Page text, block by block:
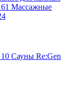
Массажные
10 Сауны Re:Gen